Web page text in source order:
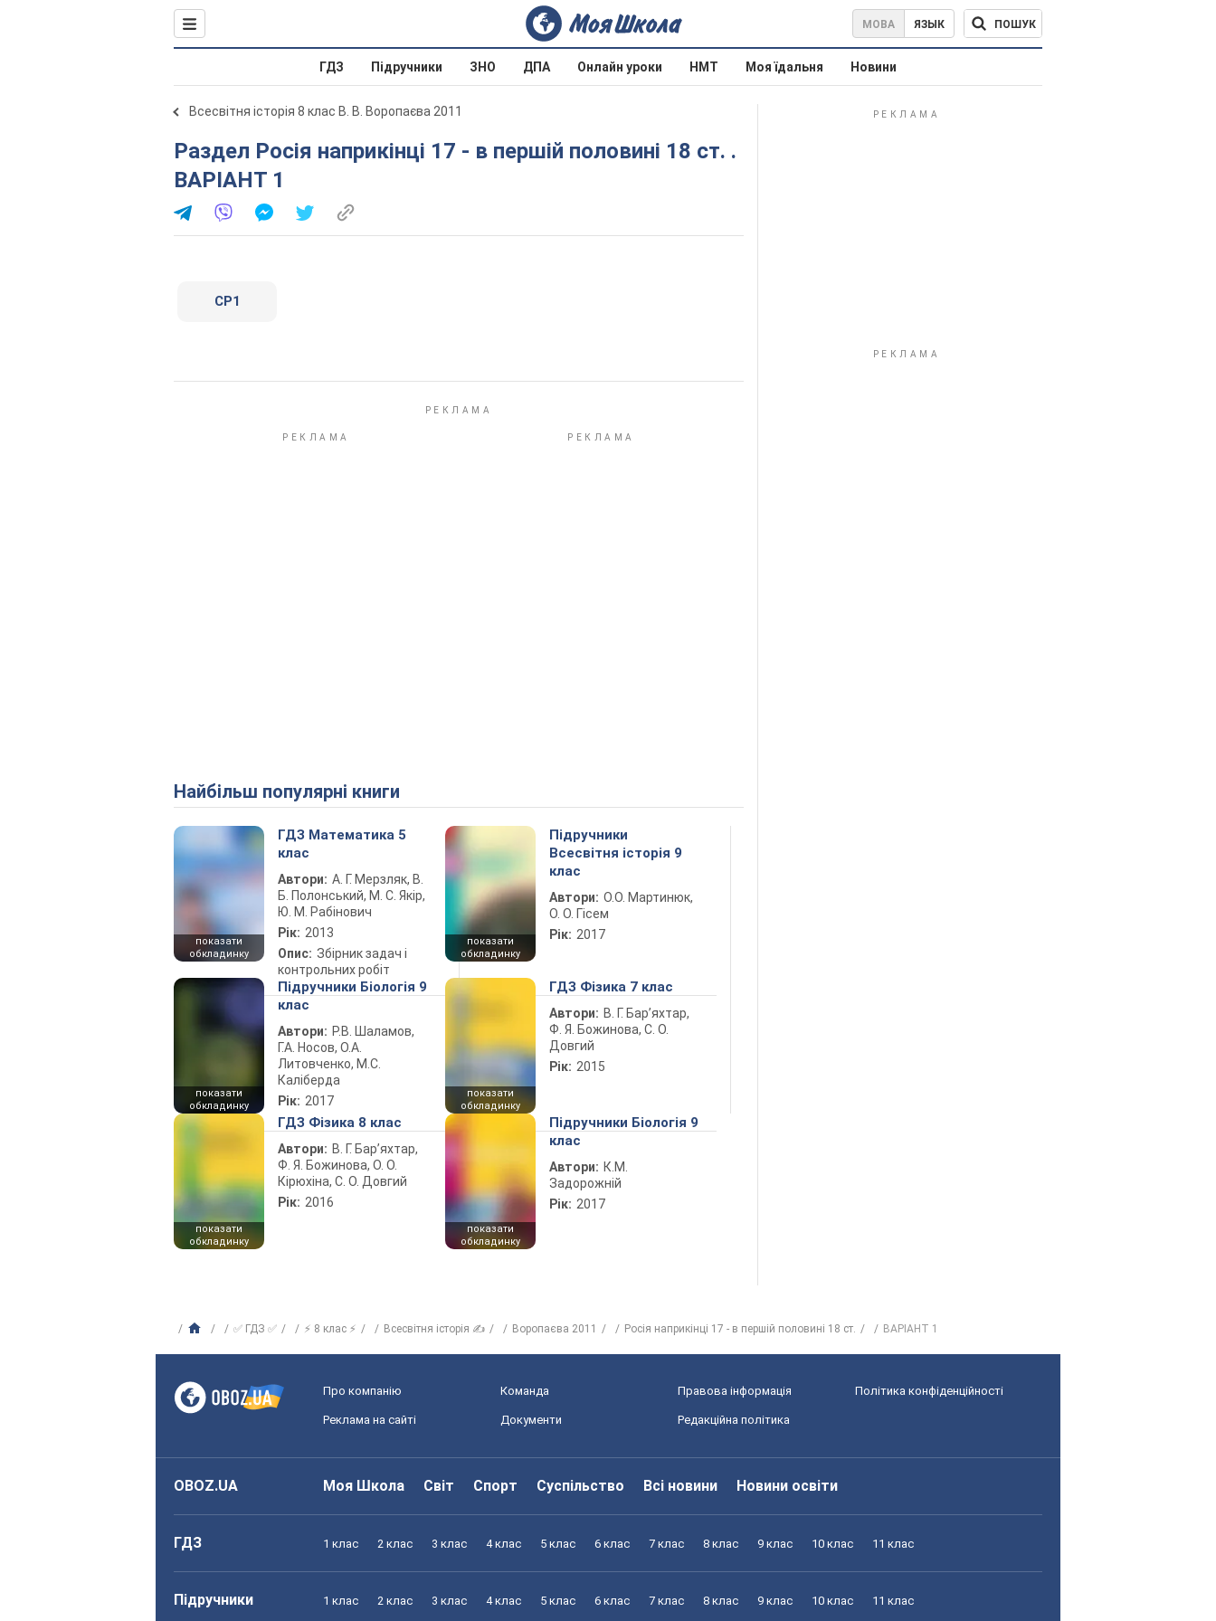
МОВА ЯЗЫК ПОШУК
ГДЗ Підручники ЗНО ДПА Онлайн уроки НМТ Моя їдальня Новини
Всесвітня історія 8 клас В. В. Воропаєва 2011
Раздел Росія наприкінці 17 - в першій половині 18 ст. .
ВАРІАНТ 1
СР1
Найбільш популярні книги
показати
обкладинку
ГДЗ Математика 5
клас
Автори: А. Г. Мерзляк, В.
Б. Полонський, М. С. Якір,
Ю. М. Рабінович
Рік: 2013
Опис: Збірник задач і
контрольних робіт
показати
обкладинку
Підручники
Всесвітня історія 9
клас
Автори: О.О. Мартинюк,
О. О. Гісем
Рік: 2017
показати
обкладинку
Підручники Біологія 9
клас
Автори: Р.В. Шаламов,
Г.А. Носов, О.А.
Литовченко, М.С.
Каліберда
Рік: 2017
показати
обкладинку
ГДЗ Фізика 7 клас
Автори: В. Г. Бар’яхтар,
Ф. Я. Божинова, С. О.
Довгий
Рік: 2015
показати
обкладинку
ГДЗ Фізика 8 клас
Автори: В. Г. Бар’яхтар,
Ф. Я. Божинова, О. О.
Кірюхіна, С. О. Довгий
Рік: 2016
показати
обкладинку
Підручники Біологія 9
клас
Автори: К.М.
Задорожній
Рік: 2017
✅ ГДЗ ✅ ⚡ 8 клас ⚡ Всесвітня історія ✍ Воропаєва 2011 Росія наприкінці 17 - в першій половині 18 ст. ВАРІАНТ 1
Про компанію Команда Правова інформація Політика конфіденційності
Реклама на сайті Документи Редакційна політика
OBOZ.UA Моя Школа Світ Спорт Суспільство Всі новини Новини освіти
ГДЗ 1 клас 2 клас 3 клас 4 клас 5 клас 6 клас 7 клас 8 клас 9 клас 10 клас 11 клас
Підручники 1 клас 2 клас 3 клас 4 клас 5 клас 6 клас 7 клас 8 клас 9 клас 10 клас 11 клас